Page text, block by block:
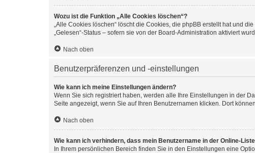
Wozu ist die Funktion „Alle Cookies löschen“?
„Alle Cookies löschen“ löscht die Cookies, die phpBB erstellt hat und
„Gelesen“-Status – sofern sie von der Board-Administration aktiviert
Nach oben
Benutzerpräferenzen und -einstellungen
Wie kann ich meine Einstellungen ändern?
Wenn Sie sich registriert haben, werden alle Ihre Einstellungen in der
Seite angezeigt, wenn Sie auf Ihren Benutzernamen klicken. Dort
Nach oben
Wie kann ich verhindern, dass mein Benutzername in der Online-
In Ihrem persönlichen Bereich finden Sie in den Einstellungen eine